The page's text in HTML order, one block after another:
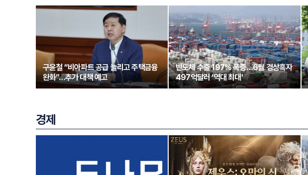
구윤철 “비아파트 공급 늘리고 주택금융
완화”…추가 대책 예고
반도체 수출 197% 폭증…6월 경상흑자
497억달러 ‘역대 최대’
경제